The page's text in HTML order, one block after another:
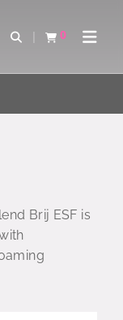
Open Search
0
查看购物车Open
Brij ESF is